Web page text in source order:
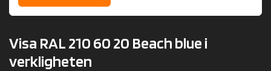
Visa RAL 210 60 20 Beach blue i
verkligheten